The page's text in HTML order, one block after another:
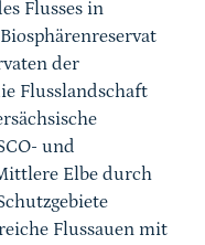
Flusses in
der
Flusslandschaft
und
Elbe durch
Flussauen mit